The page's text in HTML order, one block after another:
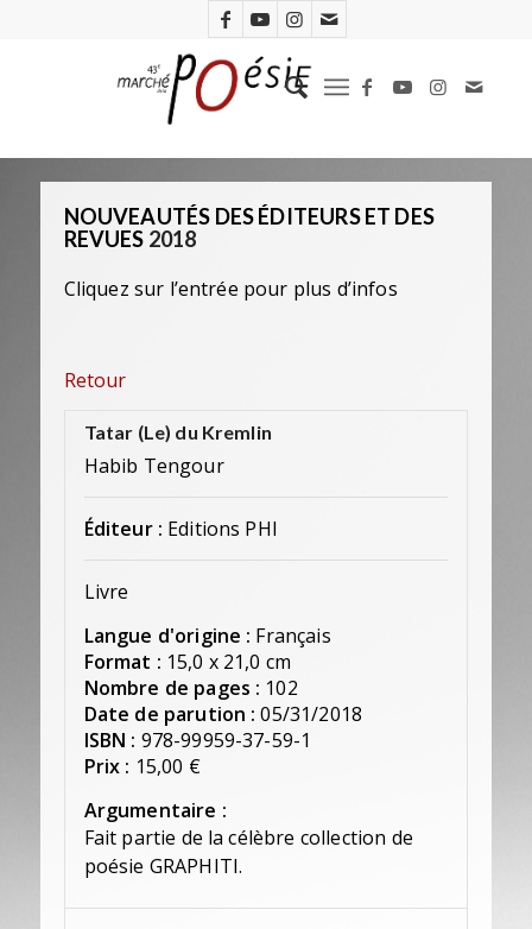
NOUVEAUTÉS DES ÉDITEURS ET DES
REVUES 2018
Cliquez sur l’entrée pour plus d’infos
Retour
Tatar (Le) du Kremlin
Habib Tengour
Éditeur : Editions PHI
Livre
Langue d'origine : Français
Format : 15,0 x 21,0 cm
Nombre de pages : 102
Date de parution : 05/31/2018
ISBN : 978-99959-37-59-1
Prix : 15,00 €
Argumentaire :
Fait partie de la célèbre collection de
poésie GRAPHITI.